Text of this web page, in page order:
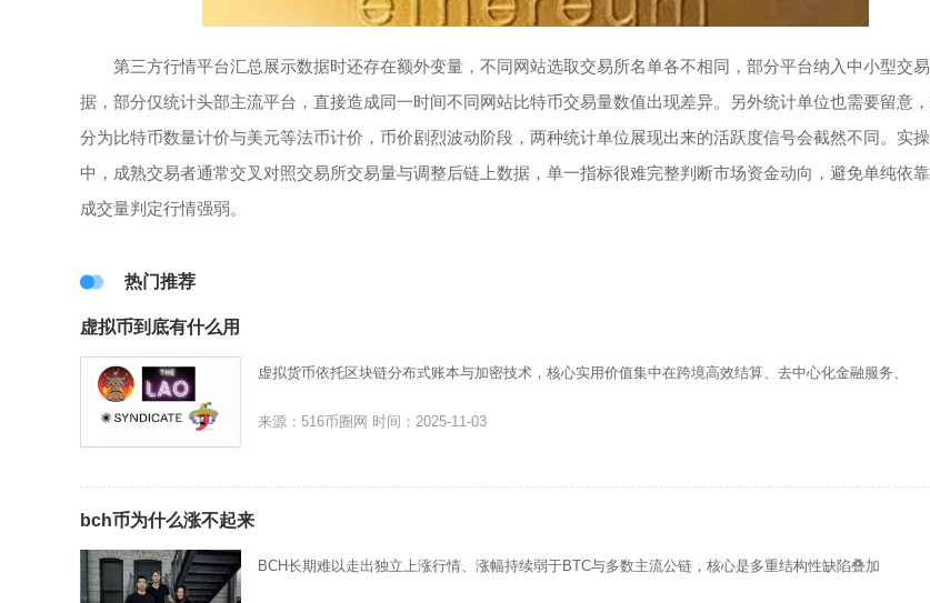
第三方行情平台汇总展示数据时还存在额外变量，不同网站选取交易所名单各不相同，部分平台纳入中小型交
据，部分仅统计头部主流平台，直接造成同一时间不同网站比特币交易量数值出现差异。另外统计单位也需要留意
分为比特币数量计价与美元等法币计价，币价剧烈波动阶段，两种统计单位展现出来的活跃度信号会截然不同。实
中，成熟交易者通常交叉对照交易所交易量与调整后链上数据，单一指标很难完整判断市场资金动向，避免单纯依
成交量判定行情强弱。
热门推荐
虚拟币到底有什么用
虚拟货币依托区块链分布式账本与加密技术，核心实用价值集中在跨境高效结算、去中心化金融服务、
来源：516币圈网 时间：2025-11-03
bch币为什么涨不起来
BCH长期难以走出独立上涨行情、涨幅持续弱于BTC与多数主流公链，核心是多重结构性缺陷叠加